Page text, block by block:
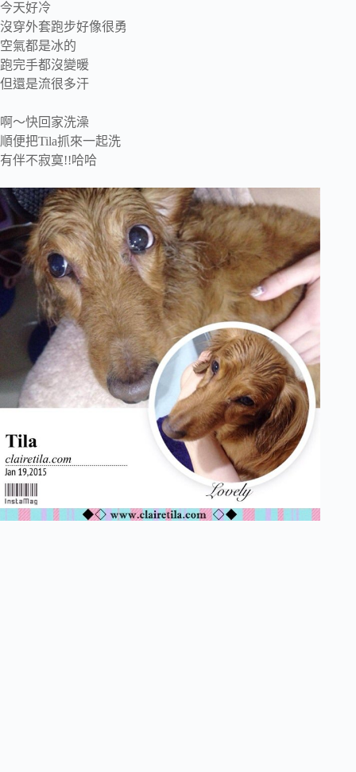
今天好冷
沒穿外套跑步好像很勇
空氣都是冰的
跑完手都沒變暖
但還是流很多汗
啊～快回家洗澡
順便把Tila抓來一起洗
有伴不寂寞!!哈哈